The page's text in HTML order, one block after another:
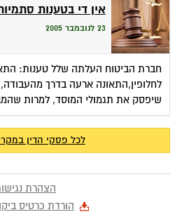
אין די בטענות
23 לנובמבר 2005
חברת הביטוח העלתה שלל טענות:
לחלופין,התאונה ארעה בדרך מהעבודה,
שיפסק את תגמולי המוסד, למרות
לכל פסקי הדין
הצהרת
הורדת כרטיס